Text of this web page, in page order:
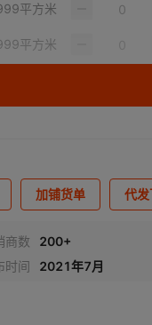
平方米
平方米
加铺货单 代
商数
200+
时间 2021年7月